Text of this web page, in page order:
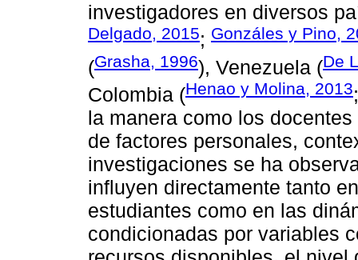
investigadores en diversos
Delgado, 2015; Gonzáles y Pino,
(Grasha, 1996), Venezuela (De
Colombia (Henao y Molina, 2013
la manera como los
de factores personales,
investigaciones se ha
influyen directamente tanto
estudiantes como en las
condicionadas por variables